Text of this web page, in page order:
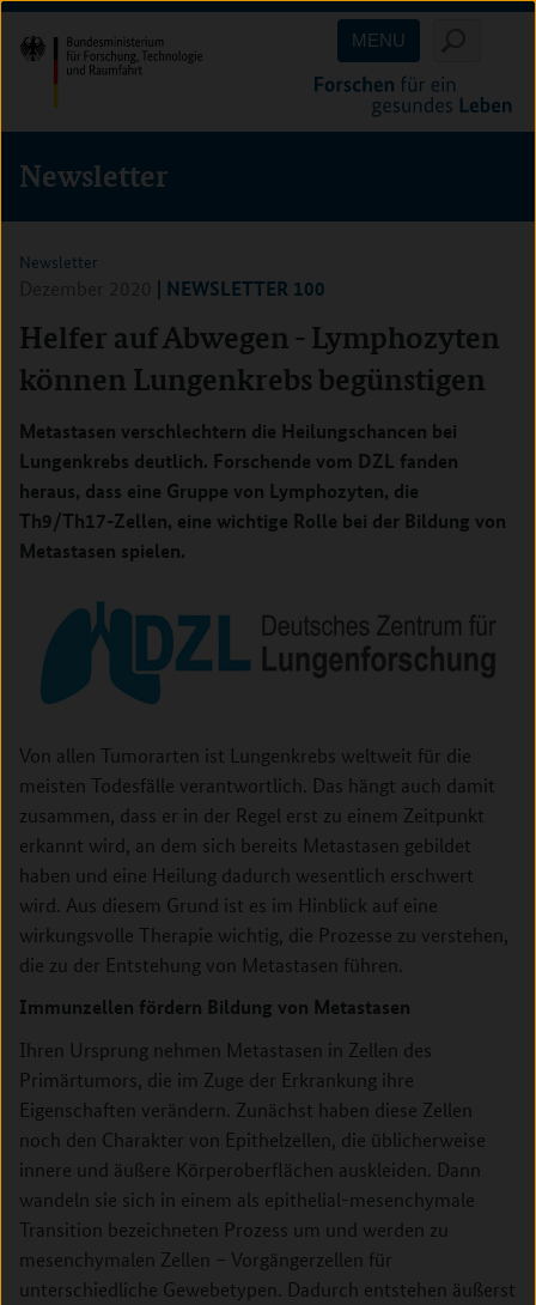
Direkt
zum
Inhalt
(Eingabetaste)
Direkt
zum
Hauptmenu
(Eingabetaste)
Direkt
zur
Suche
(Eingabetaste)
MENU
Newsletter
Newsletter
| NEWSLETTER 100
Helfer auf Abwegen - Lymphozyten
können Lungenkrebs begünstigen
Metastasen verschlechtern die Heilungschancen bei
Lungenkrebs deutlich. Forschende vom DZL fanden
heraus, dass eine Gruppe von Lymphozyten, die
Th9/Th17-Zellen, eine wichtige Rolle bei der Bildung von
Metastasen spielen.
Von allen Tumorarten ist Lungenkrebs weltweit für die
meisten Todesfälle verantwortlich. Das hängt auch damit
zusammen, dass er in der Regel erst zu einem Zeitpunkt
erkannt wird, an dem sich bereits Metastasen gebildet
haben und eine Heilung dadurch wesentlich erschwert
wird. Aus diesem Grund ist es im Hinblick auf eine
wirkungsvolle Therapie wichtig, die Prozesse zu verstehen,
die zu der Entstehung von Metastasen führen.
Immunzellen fördern Bildung von Metastasen
Ihren Ursprung nehmen Metastasen in Zellen des
Primärtumors, die im Zuge der Erkrankung ihre
Eigenschaften verändern. Zunächst haben diese Zellen
noch den Charakter von Epithelzellen, die üblicherweise
innere und äußere Körperoberflächen auskleiden. Dann
wandeln sie sich in einem als epithelial-mesenchymale
Transition bezeichneten Prozess um und werden zu
mesenchymalen Zellen – Vorgängerzellen für
unterschiedliche Gewebetypen. Dadurch entstehen äußerst